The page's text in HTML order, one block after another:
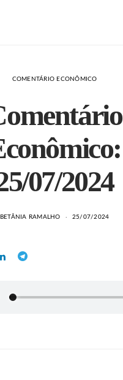
COMENTÁRIO ECONÔMICO
07/2024
BETÂNIA RAMALHO 25/07/2024